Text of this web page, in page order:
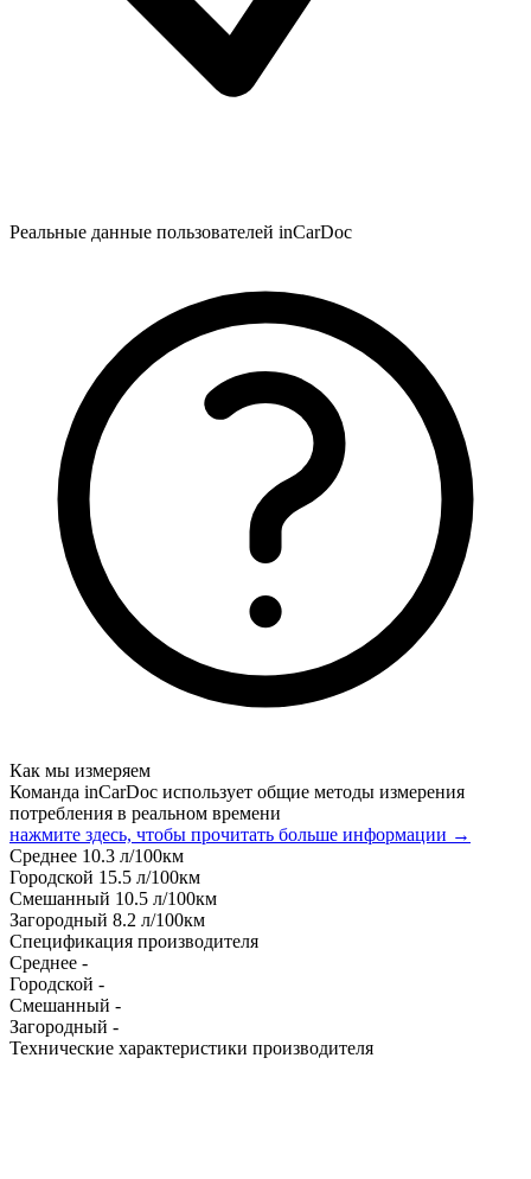
Реальные данные пользователей inCarDoc
Как мы измеряем
Команда inCarDoc использует общие методы измерения
потребления в реальном времени
нажмите здесь, чтобы прочитать больше информации →
Среднее 10.3 л/100км
Городской 15.5 л/100км
Смешанный 10.5 л/100км
Загородный 8.2 л/100км
Спецификация производителя
Среднее -
Городской -
Смешанный -
Загородный -
Технические характеристики производителя